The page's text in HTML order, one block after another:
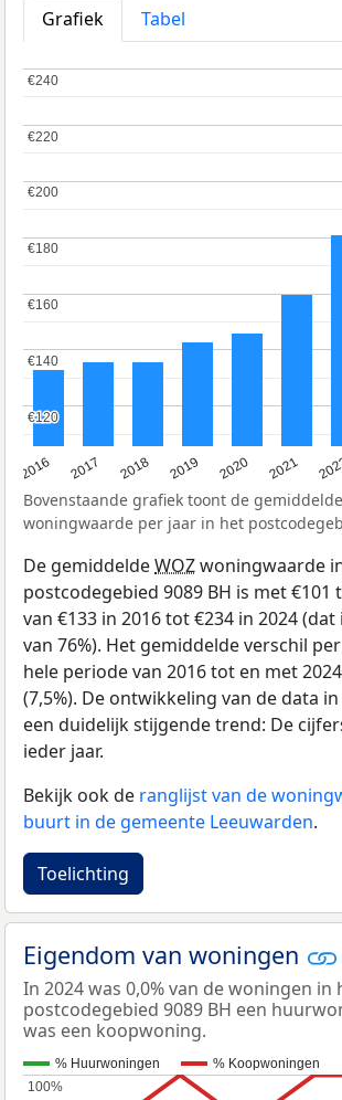
Grafiek
Tabel
2016 2017 2018 2019 2020 2021
€120
€120
€140
€140
€160
€160
€180
€180
€200
€200
€220
€220
€240
€240
Bovenstaande grafiek toont de gemiddelde
woningwaarde per jaar in het
De gemiddeldeWOZwoningwaarde
postcodegebied 9089 BH is met €101
van €133 in 2016 tot €234 in 2024
van 76%). Het gemiddelde verschil
hele periode van 2016 tot en met
(7,5%). De ontwikkeling van de data
een duidelijk stijgende trend: De
ieder jaar.
Bekijk ook de ranglijst van de
buurt in de gemeente Leeuwarden.
Toelichting
Eigendom van woningen
In 2024 was 0,0% van de woningen in
postcodegebied 9089 BH een
was een koopwoning.
% Huurwoningen
% Koopwoningen
100%
100%